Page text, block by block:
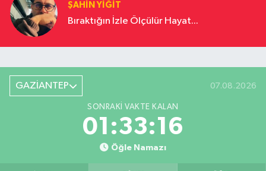
ŞAHIN YIĞIT
Bıraktığın İzle Ölçülür Hayat...
GAZİANTEP 07.08.2026
SONRAKI VAKTE KALAN
01:33:15
Öğle Namazı